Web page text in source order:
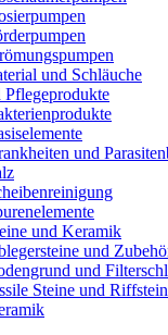
und Schläuche
Pflegeprodukte
und
und Keramik
und
und
Steine und